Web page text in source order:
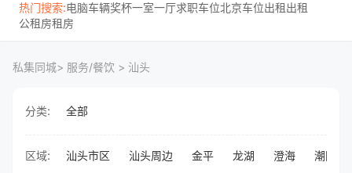
热门搜索:电脑车辆奖杯一室一厅求职车位北京车位出租出租
公租房租房
私集同城> 服务/餐饮 > 汕头
分类: 全部
区域: 汕头市区 汕头周边 金平 龙湖 澄海 潮阳